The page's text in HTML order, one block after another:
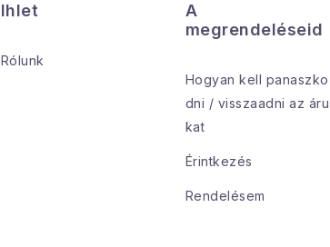
Ihlet
Rólunk
A
megrendeléseid
Hogyan kell panaszko
dni / visszaadni az áru
kat
Érintkezés
Rendelésem